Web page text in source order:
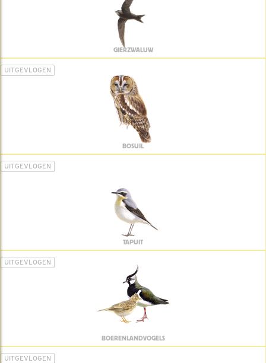
GIERZWALUW
UITGEVLOGEN
BOSUIL
UITGEVLOGEN
TAPUIT
UITGEVLOGEN
BOERENLANDVOGELS
UITGEVLOGEN